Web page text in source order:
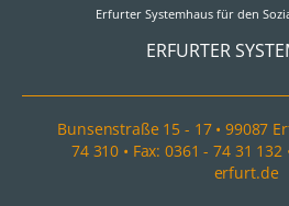
Erfurter Systemhaus für den
ERFURTER
Bunsenstraße 15 - 17 • 99087
74 310 • Fax: 0361 - 74 31
erfurt.de